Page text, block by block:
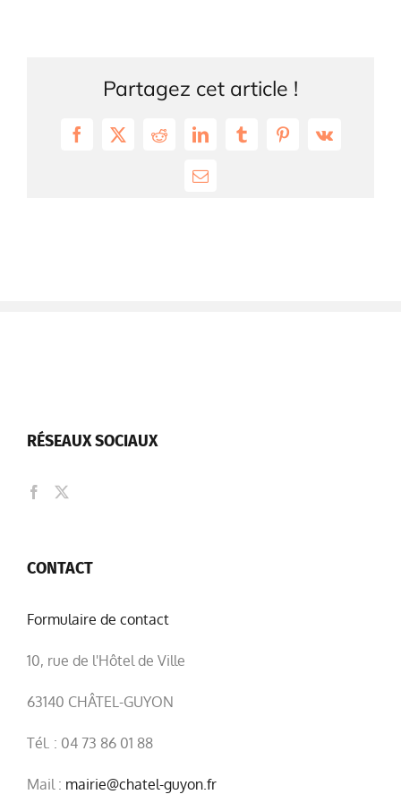
Partagez cet article !
Facebook
X RedditLinkedInTumblrPinterest
Vk
Email
RÉSEAUX SOCIAUX
CONTACT
Formulaire de contact
10, rue de l'Hôtel de Ville
63140 CHÂTEL-GUYON
Tél. : 04 73 86 01 88
Mail : mairie@chatel-guyon.fr